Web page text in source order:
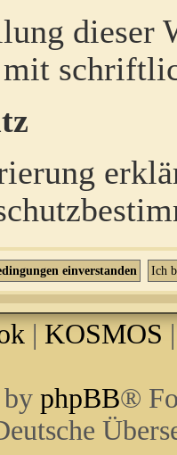
dieser
| KOSMOS
by phpBB®